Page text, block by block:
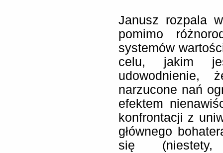
Janusz rozpala
pomimo
systemów
celu, jakim
udowodnienie,
narzucone nań
efektem
konfrontacji z
głównego
się